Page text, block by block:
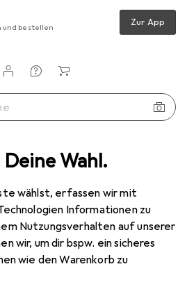
Wahl.
wählst, erfassen wir mit
Informationen zu
Nutzungsverhalten auf unserer
wir, um dir bspw. ein sicheres
wie den Warenkorb zu
bestellen Zur App
DS-2CD2086G2-IU(2.8MM)(C)(BLAC
IU(2.8MM)